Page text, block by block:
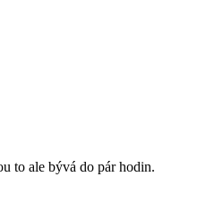
to ale bývá do pár hodin.